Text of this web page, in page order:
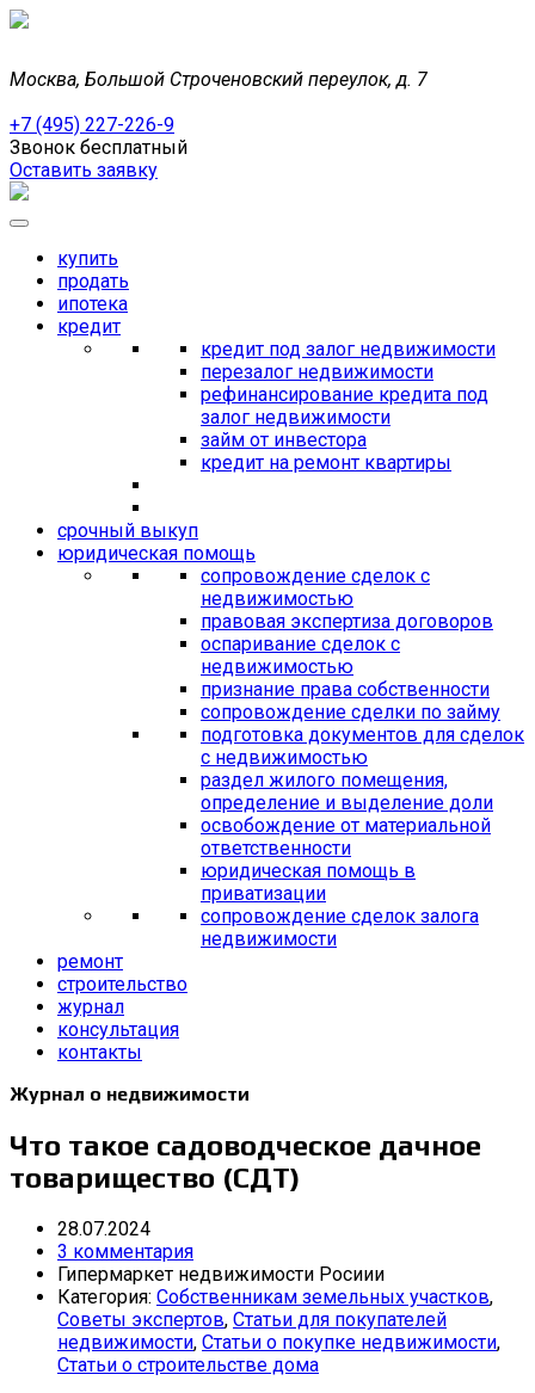
Москва, Большой Строченовский переулок, д. 7
+7 (495) 227-226-9
Звонок бесплатный
Оставить заявку
купить
продать
ипотека
кредит
кредит под залог недвижимости
перезалог недвижимости
рефинансирование кредита под
залог недвижимости
займ от инвестора
кредит на ремонт квартиры
срочный выкуп
юридическая помощь
сопровождение сделок с
недвижимостью
правовая экспертиза договоров
оспаривание сделок с
недвижимостью
признание права собственности
сопровождение сделки по займу
подготовка документов для сделок
с недвижимостью
раздел жилого помещения,
определение и выделение доли
освобождение от материальной
ответственности
юридическая помощь в
приватизации
сопровождение сделок залога
недвижимости
ремонт
строительство
журнал
консультация
контакты
Журнал о недвижимости
Что такое садоводческое дачное
товарищество (СДТ)
28.07.2024
3 комментария
Гипермаркет недвижимости Росиии
Категория: Собственникам земельных участков,
Советы экспертов, Статьи для покупателей
недвижимости, Статьи о покупке недвижимости,
Статьи о строительстве дома